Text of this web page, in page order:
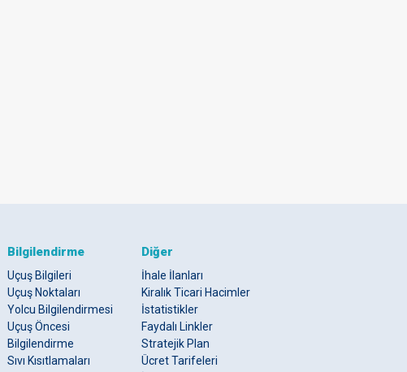
Bilgilendirme
Uçuş Bilgileri
Uçuş Noktaları
Yolcu Bilgilendirmesi
Uçuş Öncesi
Bilgilendirme
Sıvı Kısıtlamaları
Diğer
İhale İlanları
Kiralık Ticari Hacimler
İstatistikler
Faydalı Linkler
Stratejik Plan
Ücret Tarifeleri